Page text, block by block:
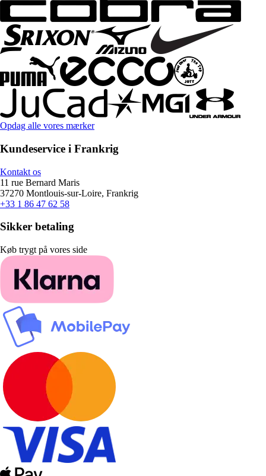
Opdag alle vores mærker
Kundeservice i Frankrig
Kontakt os
11 rue Bernard Maris
37270 Montlouis-sur-Loire, Frankrig
+33 1 86 47 62 58
Sikker betaling
Køb trygt på vores side